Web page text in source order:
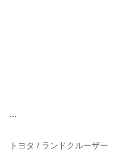
トヨタ / ランドクルーザー